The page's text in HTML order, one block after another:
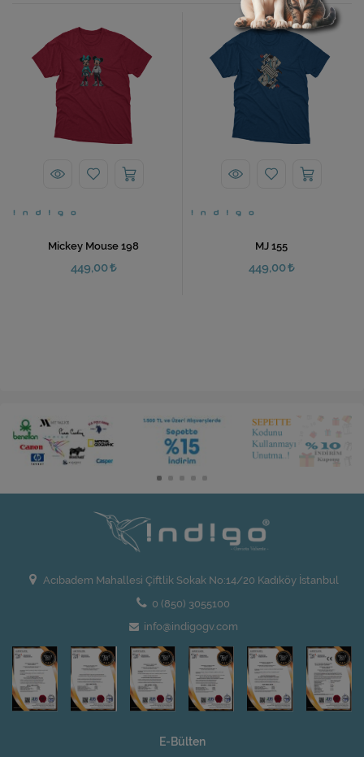
Mickey Mouse 198
449,00
MJ 155
449,00
Acıbadem Mahallesi Çiftlik Sokak No:14/20 Kadıköy İstanbul
0 (850) 3055100
info@indigogv.com
E-Bülten